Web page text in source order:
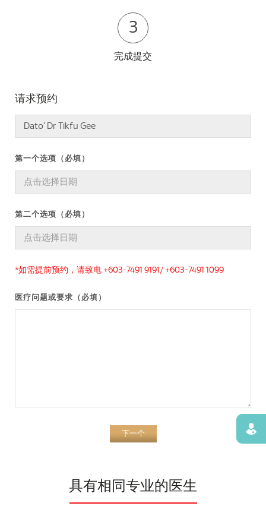
3
完成提交
请求预约
第一个选项（必填）
第二个选项（必填）
*如需提前预约，请致电 +603-7491 9191/ +603-7491 1099
医疗问题或要求（必填）
下一个
具有相同专业的医生
寻找